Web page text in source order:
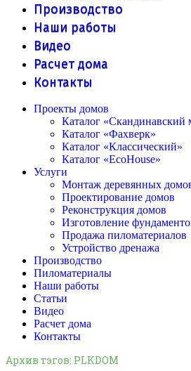
Производство
Наши работы
Видео
Расчет дома
Контакты
Проекты домов
Каталог «Скандинавский
Каталог «Фахверк»
Каталог «Классический»
Каталог «EcoHouse»
Услуги
Монтаж деревянных
Проектирование домов
Реконструкция домов
Изготовление
Продажа пиломатериалов
Устройство дренажа
Производство
Пиломатериалы
Наши работы
Статьи
Видео
Расчет дома
Контакты
Архив тэгов: PLKDOM